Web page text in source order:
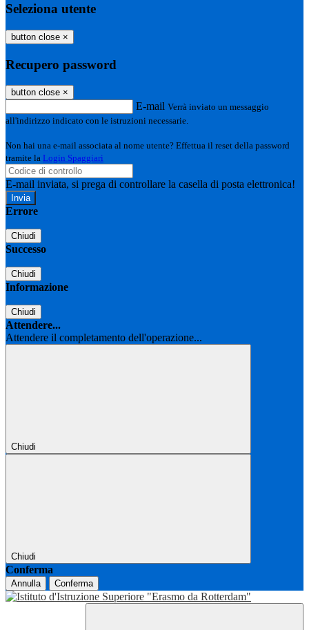
Seleziona utente
button close ×
Recupero password
button close ×
E-mail Verrà inviato un messaggio
all'indirizzo indicato con le istruzioni necessarie.
Non hai una e-mail associata al nome utente? Effettua il reset della password
tramite la Login Spaggiari
E-mail inviata, si prega di controllare la casella di posta elettronica!
Errore
Chiudi
Successo
Chiudi
Informazione
Chiudi
Attendere...
Attendere il completamento dell'operazione...
Chiudi
Chiudi
Conferma
Annulla Conferma